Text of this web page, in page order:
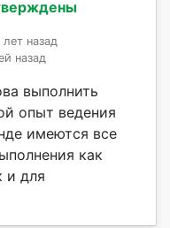
назад
назад
выполнить
опыт ведения
имеются все
как
и для